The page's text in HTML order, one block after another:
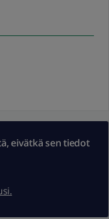
eivätkä sen tiedot